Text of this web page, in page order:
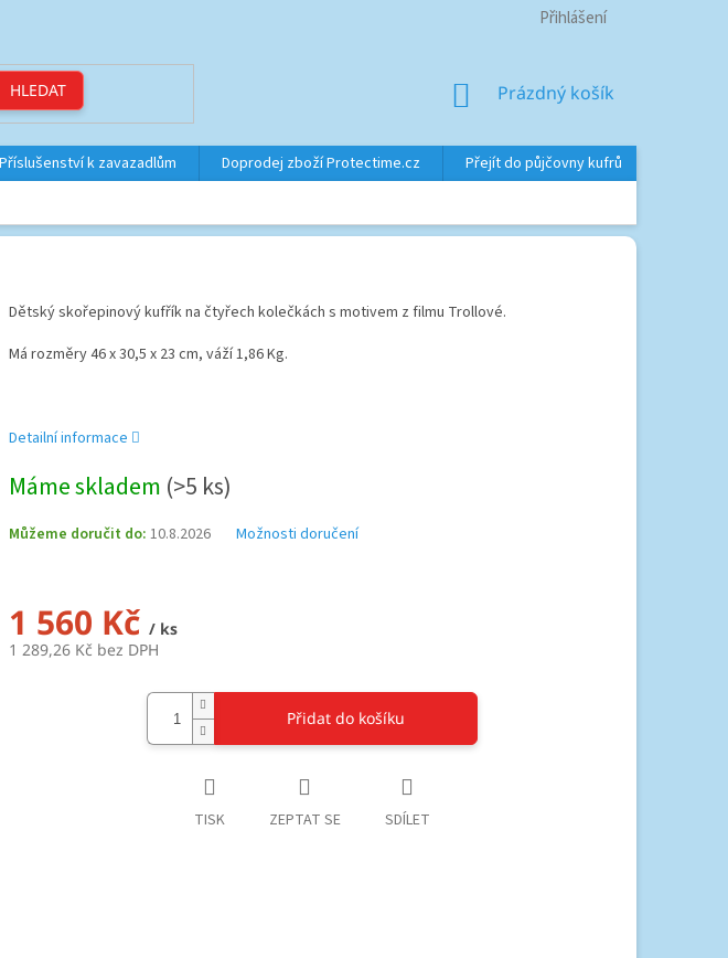
Přihlášení
HLEDAT
NÁKUPNÍ
Prázdný košík
Příslušenství k zavazadlům Doprodej zboží Protectime.cz Přejít do půjčovny kufrů
1 560 Kč / ks
1 289,26 Kč bez DPH
Máme skladem (>5 ks)
Můžeme doručit do: 10.8.2026 Možnosti doručení
Přidat do košíku
Dětský skořepinový kufřík na čtyřech kolečkách s motivem z filmu Trollové.
Má rozměry 46 x 30,5 x 23 cm, váží 1,86 Kg.
Detailní informace
TISK ZEPTAT SE SDÍLET